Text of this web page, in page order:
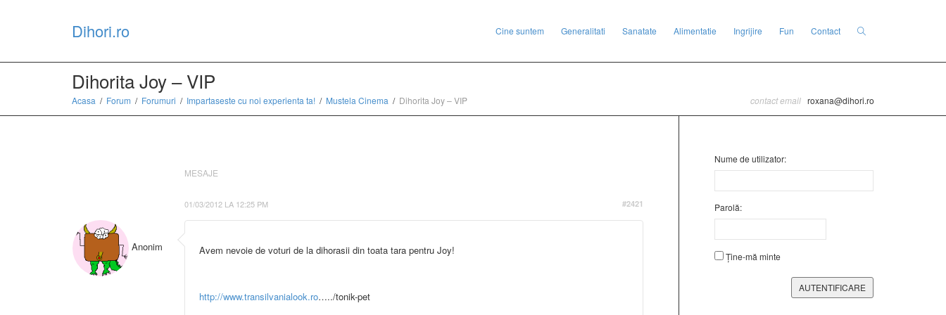
Dihori.ro Cine suntem Generalitati Sanatate Alimentatie Ingrijire Fun Contact
Dihorita Joy – VIP
Acasa Forum Forumuri Impartaseste cu noi experienta ta! Mustela Cinema Dihorita Joy – VIP contact email roxana@dihori.ro
MESAJE
01/03/2012 LA 12:25 PM #2421
Anonim Avem nevoie de voturi de la dihorasii din toata tara pentru Joy!
http://www.transilvanialook.ro…../tonik-pet
Nume de utilizator:
Parolă:
Ține-mă minte
AUTENTIFICARE